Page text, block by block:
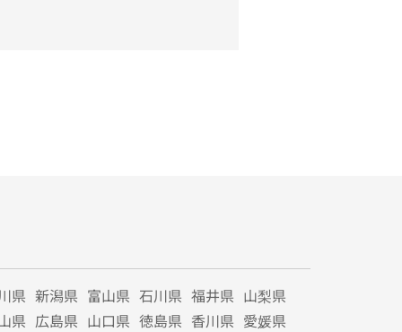
県 新潟県 富山県 石川県 福井県 山梨県
県 広島県 山口県 徳島県 香川県 愛媛県